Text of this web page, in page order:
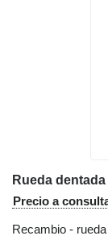
Precio a
Recambio -